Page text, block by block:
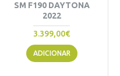
SM F190 DAYTONA
2022
3.399,00€
ADICIONAR